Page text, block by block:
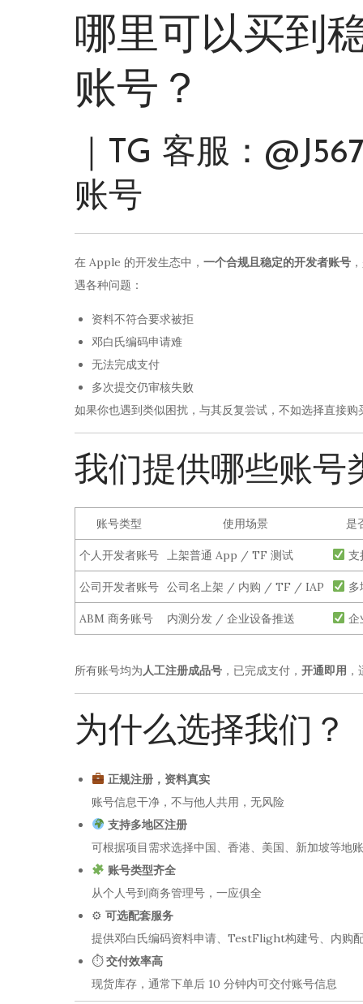
哪里可以买到
账号？
｜TG 客服：
账号
在 Apple 的开发生态中， 一个合规且稳定的开发者账号
遇各种问题：
资料不符合要求被拒
邓白氏编码申请难
无法完成支付
多次提交仍审核失败
如果你也遇到类似困扰，与其反复尝试，不如选择直接购
我们提供哪些账号
账号类型 使用场景 是
个人开发者账号 上架普通 App / TF 测试 支
公司开发者账号 公司名上架 / 内购 / TF / IAP 多
ABM 商务账号 内测分发 / 企业设备推送 企
所有账号均为人工注册成品号 ，已完成支付， 开通即用
为什么选择我们？
正规注册，资料真实
账号信息干净，不与他人共用，无风险
支持多地区注册
可根据项目需求选择中国、香港、美国、新加坡等地
账号类型齐全
从个人号到商务管理号，一应俱全
⚙ 可选配套服务
提供邓白氏编码资料申请、TestFlight构建号、内购
⏱交付效率高
现货库存，通常下单后 10 分钟内可交付账号信息